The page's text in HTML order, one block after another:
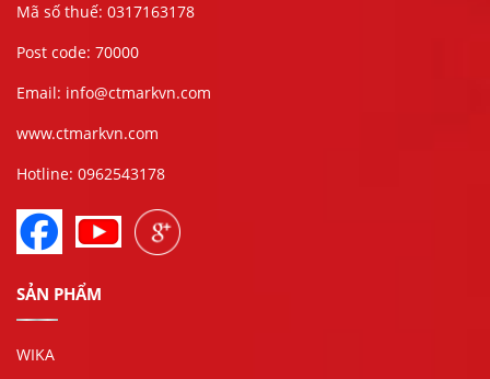
Mã số thuế: 0317163178
Post code: 70000
Email: info@ctmarkvn.com
www.ctmarkvn.com
Hotline: 0962543178
SẢN PHẨM
WIKA